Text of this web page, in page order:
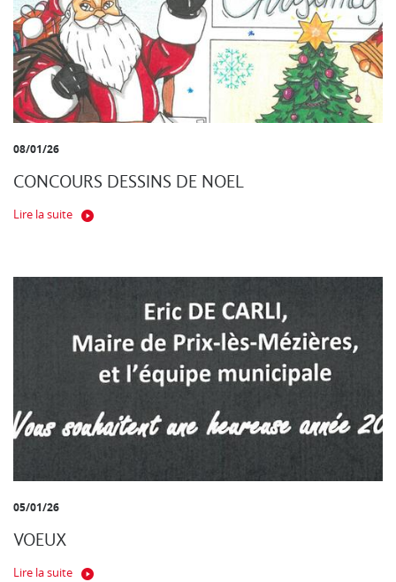
08/01/26
CONCOURS DESSINS DE NOEL
Lire la suite
05/01/26
VOEUX
Lire la suite